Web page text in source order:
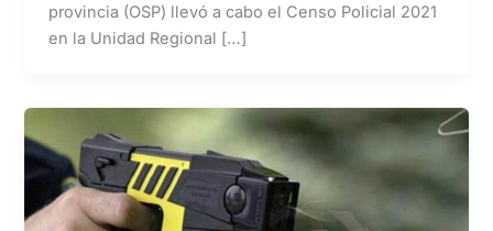
provincia (OSP) llevó a cabo el Censo Policial 2021
en la Unidad Regional […]